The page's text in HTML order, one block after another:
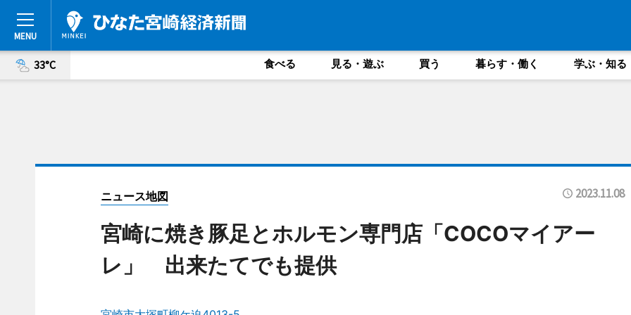
33°C 食べる 見る・遊ぶ 買う 暮らす・働く 学ぶ・知る
ニュース地図 2023.11.08
宮崎に焼き豚足とホルモン専門店「COCOマイアー
レ」 出来たてでも提供